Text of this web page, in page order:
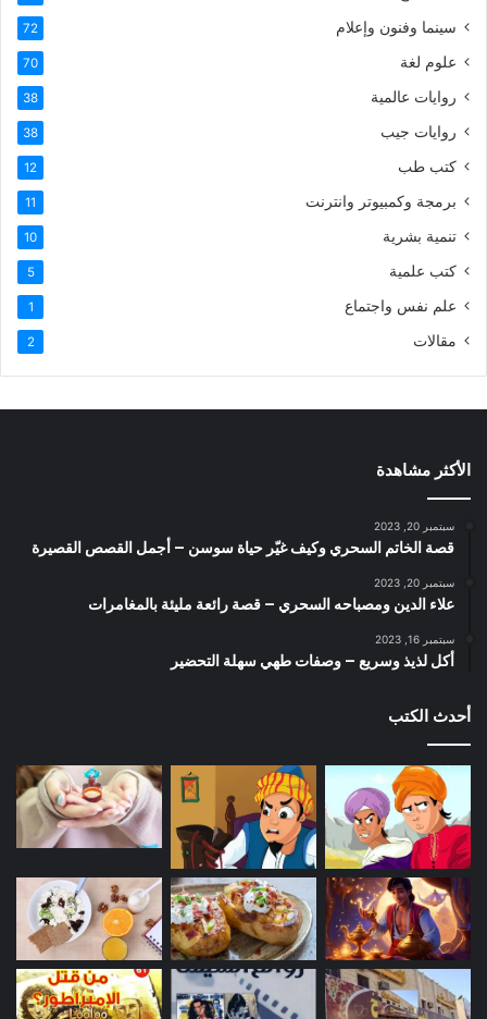
سينما وفنون وإعلام 72
علوم لغة 70
روايات عالمية 38
روايات جيب 38
كتب طب 12
برمجة وكمبيوتر وانترنت 11
تنمية بشرية 10
كتب علمية 5
علم نفس واجتماع 1
مقالات 2
الأكثر مشاهدة
سبتمبر 20, 2023
قصة الخاتم السحري وكيف غيّر حياة سوسن – أجمل القصص القصيرة
سبتمبر 20, 2023
علاء الدين ومصباحه السحري – قصة رائعة مليئة بالمغامرات
سبتمبر 16, 2023
أكل لذيذ وسريع – وصفات طهي سهلة التحضير
أحدث الكتب